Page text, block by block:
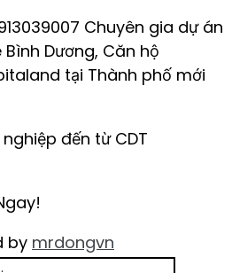
Chuyên gia dự án
Dương, Căn hộ
tại Thành phố mới
đến từ CDT
by mrdongvn